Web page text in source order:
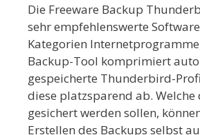
Die Freeware Backup
sehr empfehlenswerte
Kategorien
Backup-Tool komprimiert
gespeicherte Thunderbird-
diese platzsparend ab. Welche
gesichert werden sollen,
Erstellen des Backups selbst